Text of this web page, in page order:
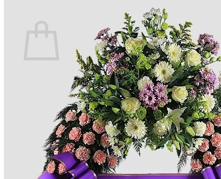
No hay productos en el carrito.
Volver a la tienda